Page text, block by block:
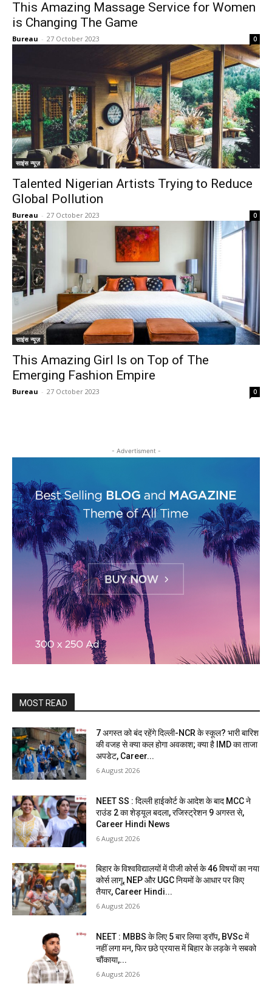
This Amazing Massage Service for Women
is Changing The Game
Bureau - 27 October 2023 0
साइंस न्यूज़
Talented Nigerian Artists Trying to Reduce
Global Pollution
Bureau - 27 October 2023 0
साइंस न्यूज़
This Amazing Girl Is on Top of The
Emerging Fashion Empire
Bureau - 27 October 2023 0
- Advertisment -
MOST READ
7 अगस्त को बंद रहेंगे दिल्ली-NCR के स्कूल? भारी बारिश
की वजह से क्या कल होगा अवकाश; क्या है IMD का ताजा
अपडेट, Career...
6 August 2026
NEET SS : दिल्ली हाईकोर्ट के आदेश के बाद MCC ने
राउंड 2 का शेड्यूल बदला, रजिस्ट्रेशन 9 अगस्त से,
Career Hindi News
6 August 2026
बिहार के विश्वविद्यालयों में पीजी कोर्स के 46 विषयों का नया
कोर्स लागू, NEP और UGC नियमों के आधार पर किए
तैयार, Career Hindi...
6 August 2026
NEET : MBBS के लिए 5 बार लिया ड्रॉप, BVSc में
नहीं लगा मन, फिर छठे प्रयास में बिहार के लड़के ने सबको
चौंकाया,...
6 August 2026